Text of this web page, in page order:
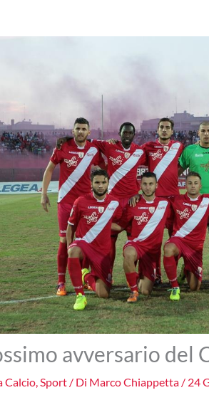
avversario del
Calcio,Sport/ Di Marco Chiappetta / 24